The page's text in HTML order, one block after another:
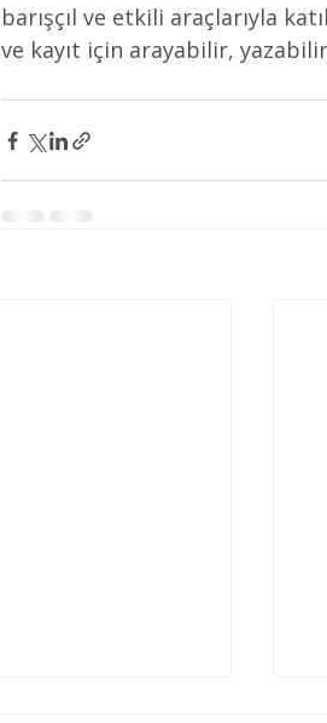
barışçıl ve etkili araçlarıyla
ve kayıt için arayabilir,